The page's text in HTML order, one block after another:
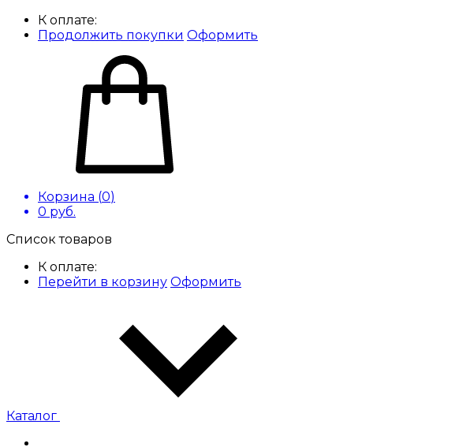
К оплате:
Продолжить покупки Оформить
Корзина (0)
0 руб.
Список товаров
К оплате:
Перейти в корзину Оформить
Каталог